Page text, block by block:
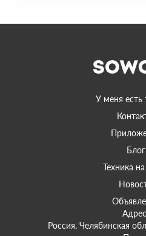
У меня есть
Блог
Техника
Россия, Челябинская